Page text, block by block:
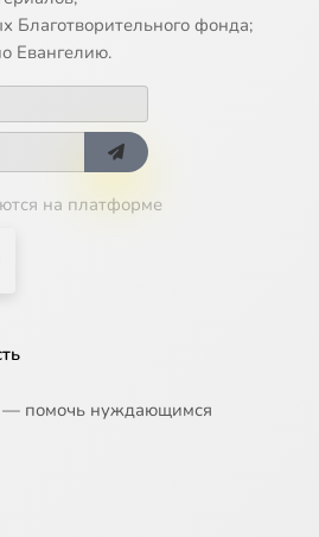
Благотворительного фонда;
Евангелию.
на платформе
— помочь нуждающимся